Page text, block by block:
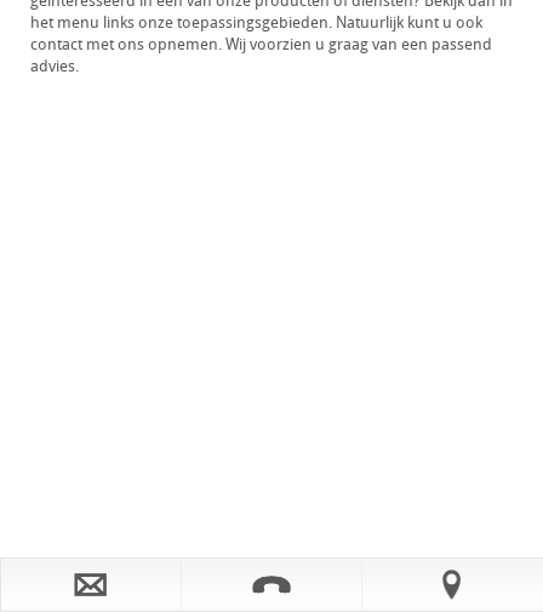
het menu links onze toepassingsgebieden. Natuurlijk kunt u ook
contact met ons opnemen. Wij voorzien u graag van een passend
advies.